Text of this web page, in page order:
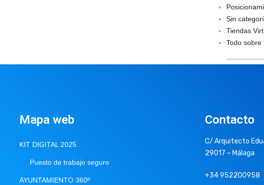
Sin
Tiendas
Todo sobre
Mapa web
KIT DIGITAL 2025
Puesto de trabajo seguro
AYUNTAMIENTO 360º
Contacto
C/ Arquitecto
29017 – Málaga
+34 952200958